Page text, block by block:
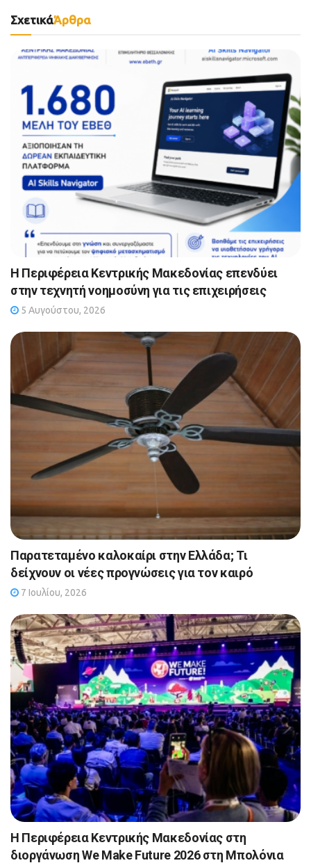
ΣχετικάΆρθρα
Η Περιφέρεια Κεντρικής Μακεδονίας επενδύει
στην τεχνητή νοημοσύνη για τις επιχειρήσεις
5 Αυγούστου, 2026
Παρατεταμένο καλοκαίρι στην Ελλάδα; Τι
δείχνουν οι νέες προγνώσεις για τον καιρό
7 Ιουλίου, 2026
Η Περιφέρεια Κεντρικής Μακεδονίας στη
διοργάνωση We Make Future 2026 στη Μπολόνια